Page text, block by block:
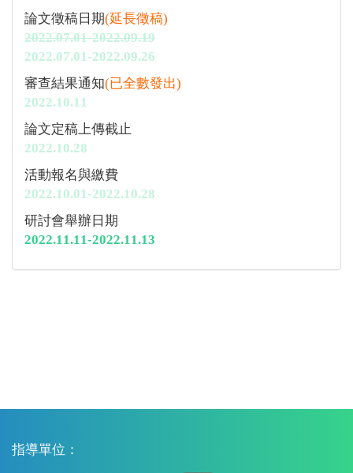
論文徵稿日期(延長徵稿)
2022.07.01-2022.09.19
2022.07.01-2022.09.26
審查結果通知(已全數發出)
2022.10.11
論文定稿上傳截止
2022.10.28
活動報名與繳費
2022.10.01-2022.10.28
研討會舉辦日期
2022.11.11-2022.11.13
指導單位：